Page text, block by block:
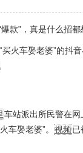
款”，真是什么招都
火车娶老婆”的抖
车站派出所民警在
车娶老婆”。 视频已